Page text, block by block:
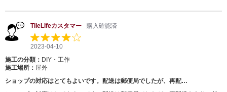
TileLifeカスタマー 購入確認済
2023-04-10
施工の分類： DIY・工作
施工場所： 屋外
ショップの対応はとてもよいです。配送は郵便局でしたが、再配…